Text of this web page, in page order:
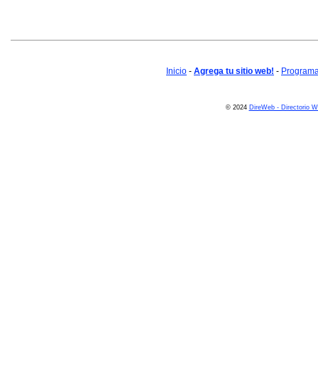
Inicio - Agrega tu sitio web! -
© 2024 DireWeb - Directorio